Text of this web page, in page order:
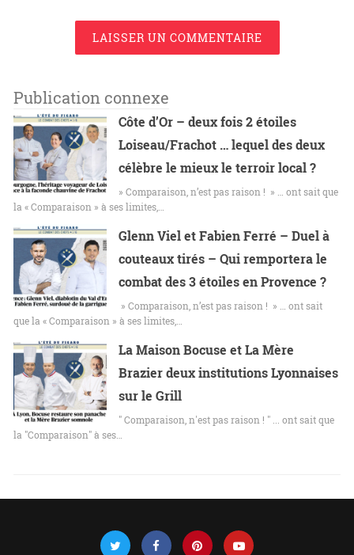
LAISSER UN COMMENTAIRE
Publication connexe
Côte d’Or – deux fois 2 étoiles
Loiseau/Frachot … lequel des deux
célèbre le mieux le terroir local ?
» Comparaison, n’est pas raison ! » … ont sait que
la « Comparaison » à ses limites,…
Glenn Viel et Fabien Ferré – Duel à
couteaux tirés – Qui remportera le
combat des 3 étoiles en Provence ?
» Comparaison, n’est pas raison ! » … ont sait
que la « Comparaison » à ses limites,…
La Maison Bocuse et La Mère
Brazier deux institutions Lyonnaises
sur le Grill
" Comparaison, n'est pas raison ! " ... ont sait que
la "Comparaison" à ses…